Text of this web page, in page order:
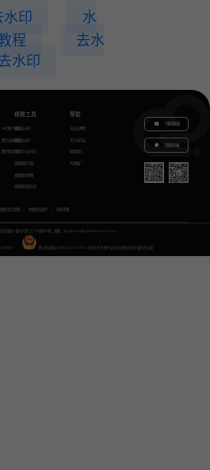
水印
水
程
去水
水印
GIF图片生成
图片无损放大
图片转文字
视频工具
视频去水印
视频加水印
视频怎么去水印
视频提取下载
视频格式转换
视频语音转文字
帮助
水印云教程
关于水印云
联系我们
代理推广
下载电脑版
下载移动端
视频转文字提取 免费配音软件 声音克隆
发区关南园一路当代梦工厂4号楼10楼，邮箱：yinglin.wu@udreamtech.com
号-8 鄂公网安备42018502007353 水印云专注 图片去水印 视频去水印 国内杰出者